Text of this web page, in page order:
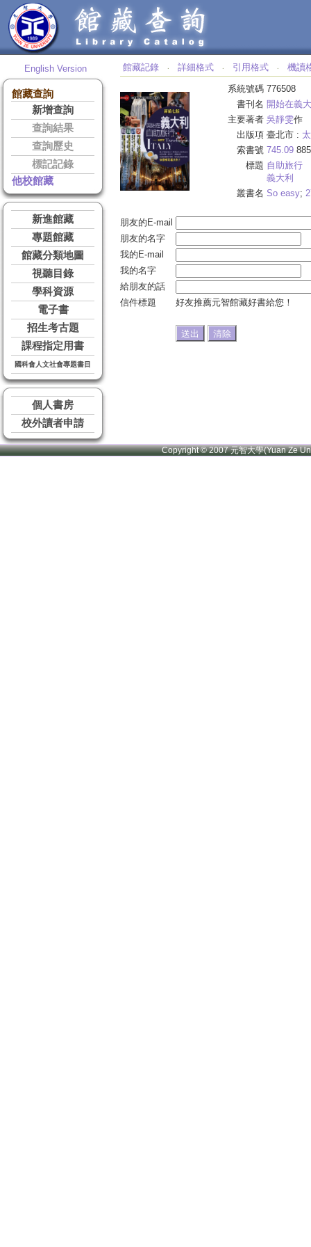
English Version
館藏查詢
新增查詢
查詢結果
查詢歷史
標記記錄
他校館藏
新進館藏
專題館藏
館藏分類地圖
視聽目錄
學科資源
電子書
招生考古題
課程指定用書
國科會人文社會專題書目
個人書房
校外讀者申請
館藏記錄 ‧ 詳細格式 ‧ 引用格式 ‧ 機讀
系統號碼 776508
書刊名 開始在義
主要著者 吳靜雯作
出版項 臺北市 :
索書號 745.09
標題 自助旅行
義大利
叢書名 So easy;
朋友的E-mail
朋友的名字
我的E-mail
我的名字
給朋友的話
信件標題
好友推薦元智館藏好書給您！
Copyright © 2007 元智大學(Yuan Ze